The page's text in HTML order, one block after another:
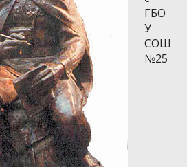
ГБО
У
СОШ
№25